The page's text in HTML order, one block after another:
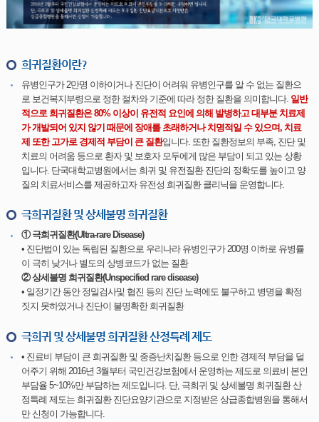
희귀질환이란?
유병인구가 2만명 이하이거나 진단이 어려워 유병인구를 알 수 없는 질환으
로 보건복지부령으로 정한 절차와 기준에 따라 정한 질환을 의미합니다. 일반
적으로 희귀질환은 80% 이상이 유전적 요인에 의해 발병하고 대부분 치료제
가 개발되어 있지 않기 때문에 장애를 초래하거나 치명적일 수 있으며, 치료
제 또한 고가로 경제적 부담이 큰 질환입니다. 또한 질환정보의 부족, 진단 및
치료의 어려움 등으로 환자 및 보호자 모두에게 많은 부담이 되고 있는 상황
입니다. 단국대학교병원에서는 희귀 및 유전질환 진단의 정확도를 높이고 양
질의 치료서비스를 제공하고자 유전성 희귀질환 클리닉을 운영합니다.
극희귀질환 및 상세불명 희귀질환
① 극희귀질환(Ultra-rare Disease)
• 진단법이 있는 독립된 질환으로 우리나라 유병인구가 200명 이하로 유병률
이 극히 낮거나 별도의 상병코드가 없는 질환
② 상세불명 희귀질환(Unspecified rare disease)
• 일정기간 동안 정밀검사및 협진 등의 진단 노력에도 불구하고 병명을 확정
짓지 못하였거나 진단이 불명확한 희귀질환
극희귀 및 상세불명 희귀질환 산정특례 제도
• 진료비 부담이 큰 희귀질환 및 중증난치질환 등으로 인한 경제적 부담을 덜
어주기 위해 2016년 3월부터 국민건강보험에서 운영하는 제도로 의료비 본인
부담율 5~10%만 부담하는 제도입니다. 단, 극희귀 및 상세불명 희귀질환 산
정특례 제도는 희귀질환 진단요양기관으로 지정받은 상급종합병원을 통해서
만 신청이 가능합니다.